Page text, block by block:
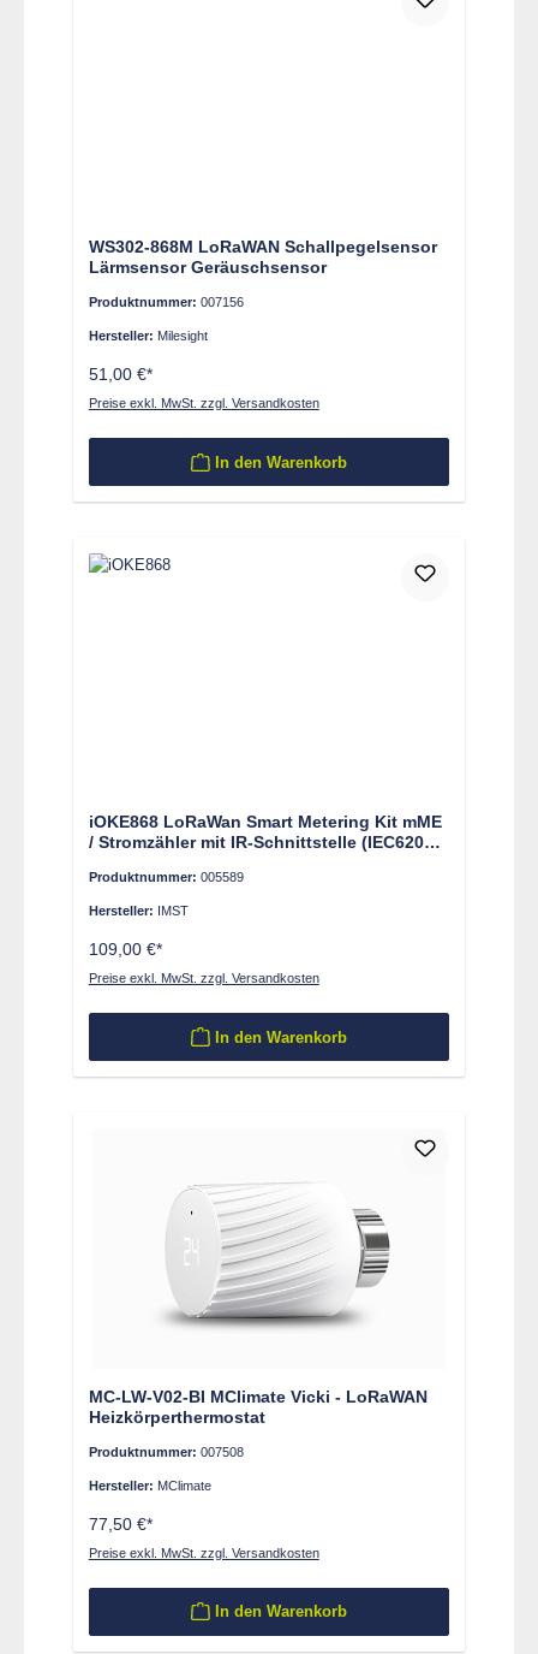
WS302-868M LoRaWAN Schallpegelsensor
Lärmsensor Geräuschsensor
Produktnummer: 007156
Hersteller: Milesight
51,00 €*
Preise exkl. MwSt. zzgl. Versandkosten
In den Warenkorb
iOKE868 LoRaWan Smart Metering Kit mME
/ Stromzähler mit IR-Schnittstelle (IEC62056-
Produktnummer: 005589
Hersteller: IMST
109,00 €*
Preise exkl. MwSt. zzgl. Versandkosten
In den Warenkorb
MC-LW-V02-BI MClimate Vicki - LoRaWAN
Heizkörperthermostat
Produktnummer: 007508
Hersteller: MClimate
77,50 €*
Preise exkl. MwSt. zzgl. Versandkosten
In den Warenkorb